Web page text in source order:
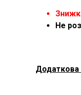
Не
Додаткова